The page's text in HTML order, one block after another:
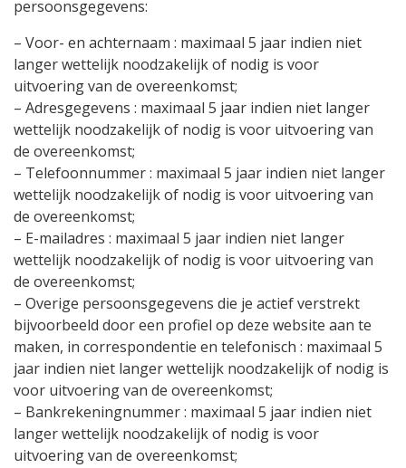
persoonsgegevens:
– Voor- en achternaam : maximaal 5 jaar indien niet
langer wettelijk noodzakelijk of nodig is voor
uitvoering van de overeenkomst;
– Adresgegevens : maximaal 5 jaar indien niet langer
wettelijk noodzakelijk of nodig is voor uitvoering van
de overeenkomst;
– Telefoonnummer : maximaal 5 jaar indien niet langer
wettelijk noodzakelijk of nodig is voor uitvoering van
de overeenkomst;
– E-mailadres : maximaal 5 jaar indien niet langer
wettelijk noodzakelijk of nodig is voor uitvoering van
de overeenkomst;
– Overige persoonsgegevens die je actief verstrekt
bijvoorbeeld door een profiel op deze website aan te
maken, in correspondentie en telefonisch : maximaal 5
jaar indien niet langer wettelijk noodzakelijk of nodig is
voor uitvoering van de overeenkomst;
– Bankrekeningnummer : maximaal 5 jaar indien niet
langer wettelijk noodzakelijk of nodig is voor
uitvoering van de overeenkomst;